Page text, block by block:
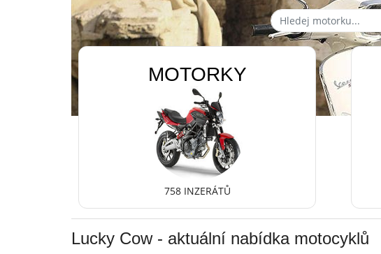
MOTORKY
758 INZERÁTŮ
Lucky Cow- aktuální nabídka motocyklů